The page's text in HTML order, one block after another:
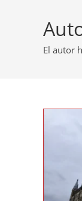
El autor